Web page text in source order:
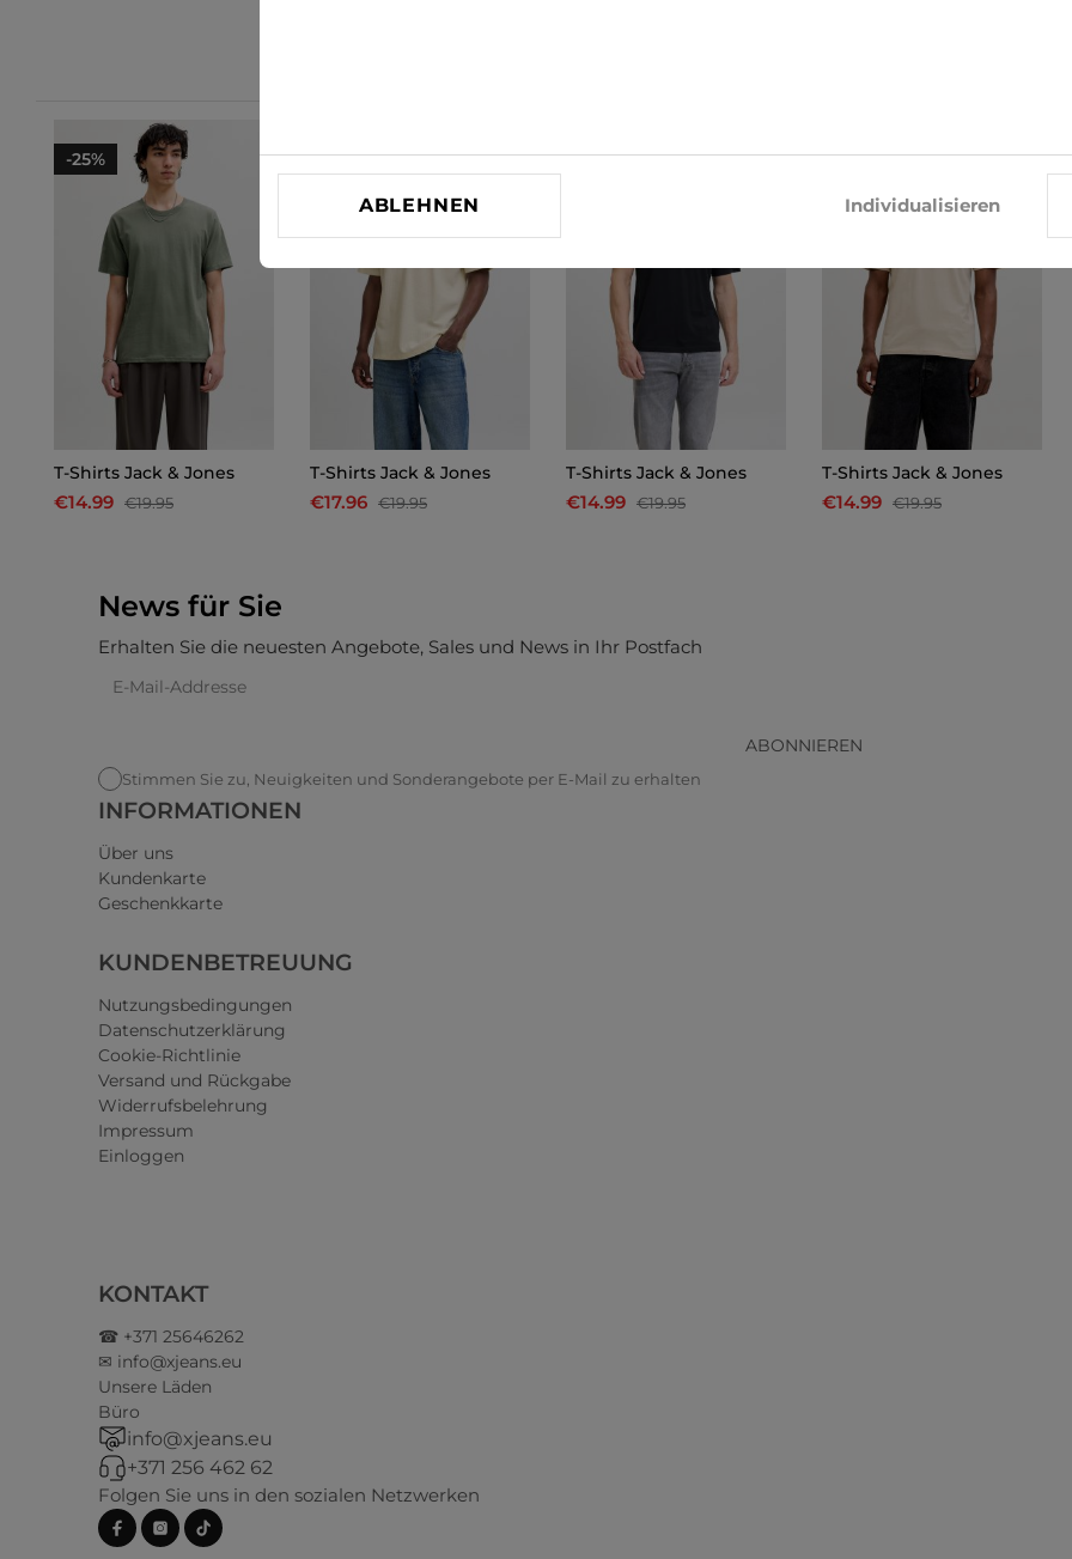
-25%
T-Shirts Jack & Jones
€14.99 €19.95
-10%
T-Shirts Jack & Jones
€17.96 €19.95
-25%
T-Shirts Jack & Jones
€14.99 €19.95
-25%
T-Shirts Jack & Jones
€14.99 €19.95
News für Sie
Erhalten Sie die neuesten Angebote, Sales und News in Ihr Postfach
ABONNIEREN
Stimmen Sie zu, Neuigkeiten und Sonderangebote per E-Mail zu erhalten
INFORMATIONEN
Über uns
Kundenkarte
Geschenkkarte
KUNDENBETREUUNG
Nutzungsbedingungen
Datenschutzerklärung
Cookie-Richtlinie
Versand und Rückgabe
Widerrufsbelehrung
Impressum
Einloggen
KONTAKT
☎ +371 25646262
✉ info@xjeans.eu
Unsere Läden
Büro
info@xjeans.eu
+371 256 462 62
Folgen Sie uns in den sozialen Netzwerken
ABLEHNEN Individualisieren